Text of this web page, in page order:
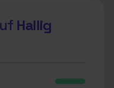
Hallig